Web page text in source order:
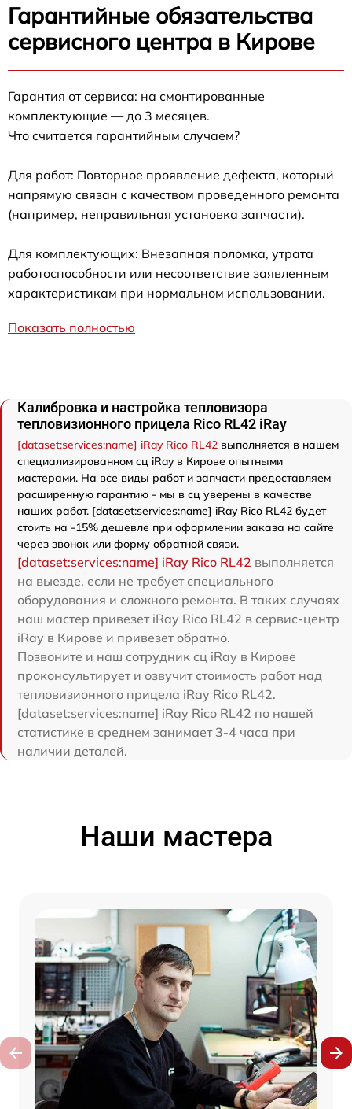
Гарантийные обязательства
сервисного центра в Кирове
Гарантия от сервиса: на смонтированные
комплектующие — до 3 месяцев.
Что считается гарантийным случаем?
Для работ: Повторное проявление дефекта, который
напрямую связан с качеством проведенного ремонта
(например, неправильная установка запчасти).
Для комплектующих: Внезапная поломка, утрата
работоспособности или несоответствие заявленным
характеристикам при нормальном использовании.
Показать полностью
Калибровка и настройка тепловизора
тепловизионного прицела Rico RL42 iRay
[dataset:services:name] iRay Rico RL42 выполняется в нашем
специализированном сц iRay в Кирове опытными
мастерами. На все виды работ и запчасти предоставляем
расширенную гарантию - мы в сц уверены в качестве
наших работ. [dataset:services:name] iRay Rico RL42 будет
стоить на -15% дешевле при оформлении заказа на сайте
через звонок или форму обратной связи.
[dataset:services:name] iRay Rico RL42 выполняется
на выезде, если не требует специального
оборудования и сложного ремонта. В таких случаях
наш мастер привезет iRay Rico RL42 в сервис-центр
iRay в Кирове и привезет обратно.
Позвоните и наш сотрудник сц iRay в Кирове
проконсультирует и озвучит стоимость работ над
тепловизионного прицела iRay Rico RL42.
[dataset:services:name] iRay Rico RL42 по нашей
статистике в среднем занимает 3-4 часа при
наличии деталей.
Наши мастера